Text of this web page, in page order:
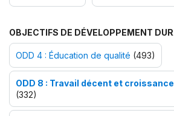
OBJECTIFS DE DÉVELOPPEMENT
ODD 4 : Éducation de qualité (493)
ODD 8 : Travail décent et
(332)